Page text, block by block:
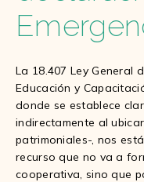
La 18.407 Ley General
Educación y
donde se establece
indirectamente al
patrimoniales-, nos
recurso que no va a
cooperativa, sino que